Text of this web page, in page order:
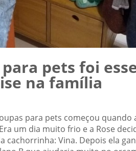
pets foi
na família
para pets começou quando
um dia muito frio e a Rose
cachorrinha: Vina. Depois ela